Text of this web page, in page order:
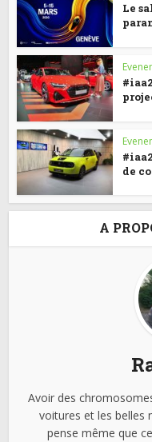
Le
de
A
Avoir des
voitures et les belles
pense même que